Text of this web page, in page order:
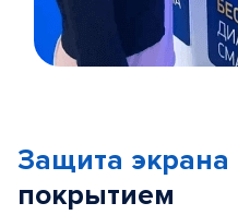
5
Защита экрана
покрытием